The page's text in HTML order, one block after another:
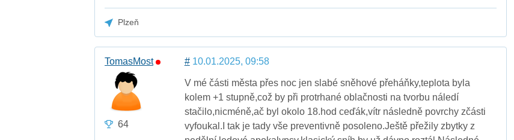
Plzeň
TomasMost
64
#10.01.2025, 09:58
V mé části města přes noc jen slabé sněhové přeháňky,teplota byla
kolem +1 stupně,což by při protrhané oblačnosti na tvorbu náledí
stačilo,nicméně,ač byl okolo 18.hod ceďák,vítr následně povrchy zčásti
vyfoukal.I tak je tady vše preventivně posoleno.Ještě přežily zbytky z